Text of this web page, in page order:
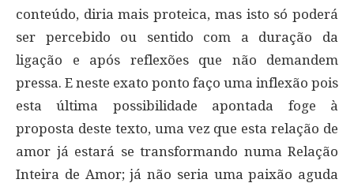
conteúdo, diria mais proteica, mas isto só poderá
ser percebido ou sentido com a duração da
ligação e após reflexões que não demandem
pressa. E neste exato ponto faço uma inflexão pois
esta última possibilidade apontada foge à
proposta deste texto, uma vez que esta relação de
amor já estará se transformando numa Relação
Inteira de Amor; já não seria uma paixão aguda